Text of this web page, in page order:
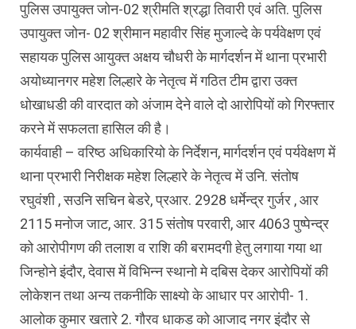
पुलिस उपायुक्त जोन-02 श्रीमति श्रद्धा तिवारी एवं अति. पुलिस
उपायुक्त जोन- 02 श्रीमान महावीर सिंह मुजाल्दे के पर्यवेक्षण एवं
सहायक पुलिस आयुक्त अक्षय चौधरी के मार्गदर्शन में थाना प्रभारी
अयोध्यानगर महेश लिल्हारे के नेतृत्व में गठित टीम द्वारा उक्त
धोखाधडी की वारदात को अंजाम देने वाले दो आरोपियों को गिरफ्तार
करने में सफलता हासिल की है।
कार्यवाही – वरिष्ठ अधिकारियो के निर्देशन, मार्गदर्शन एवं पर्यवेक्षण में
थाना प्रभारी निरीक्षक महेश लिल्हारे के नेतृत्व में उनि. संतोष
रघुवंशी , सउनि सचिन बेडरे, प्रआर. 2928 धर्मेन्द्र गुर्जर , आर
2115 मनोज जाट, आर. 315 संतोष परवारी, आर 4063 पुष्पेन्द्र
को आरोपीगण की तलाश व राशि की बरामदगी हेतु लगाया गया था
जिन्होने इंदौर, देवास में विभिन्न स्थानो मे दबिस देकर आरोपियों की
लोकेशन तथा अन्य तकनीकि साक्ष्यो के आधार पर आरोपी- 1.
आलोक कुमार खतारे 2. गौरव धाकड को आजाद नगर इंदौर से